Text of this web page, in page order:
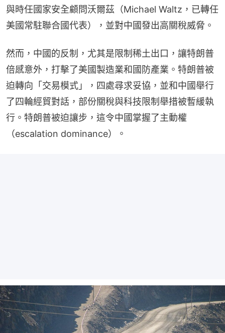
與時任國家安全顧問沃爾茲（Michael Waltz，已轉任
美國常駐聯合國代表），並對中國發出高關稅威脅。
然而，中國的反制，尤其是限制稀土出口，讓特朗普
倍感意外，打擊了美國製造業和國防產業。特朗普被
迫轉向「交易模式」，四處尋求妥協，並和中國舉行
了四輪經貿對話，部份關稅與科技限制舉措被暫緩執
行。特朗普被迫讓步，這令中國掌握了主動權
（escalation dominance）。